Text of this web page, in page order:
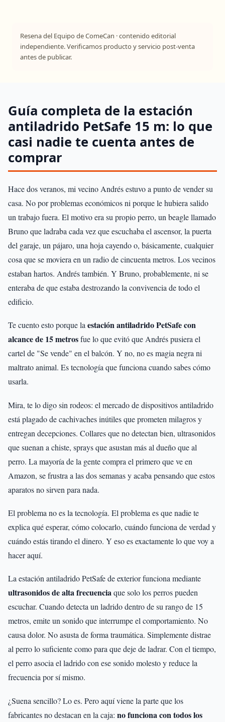
Resena del Equipo de ComeCan · contenido editorial
independiente. Verificamos producto y servicio post-venta
antes de publicar.
Guía completa de la estación
antiladrido PetSafe 15 m: lo que
casi nadie te cuenta antes de
comprar
Hace dos veranos, mi vecino Andrés estuvo a punto de vender su
casa. No por problemas económicos ni porque le hubiera salido
un trabajo fuera. El motivo era su propio perro, un beagle llamado
Bruno que ladraba cada vez que escuchaba el ascensor, la puerta
del garaje, un pájaro, una hoja cayendo o, básicamente, cualquier
cosa que se moviera en un radio de cincuenta metros. Los vecinos
estaban hartos. Andrés también. Y Bruno, probablemente, ni se
enteraba de que estaba destrozando la convivencia de todo el
edificio.
Te cuento esto porque laestación antiladrido PetSafe con
alcance de 15 metrosfue lo que evitó que Andrés pusiera el
cartel de "Se vende" en el balcón. Y no, no es magia negra ni
maltrato animal. Es tecnología que funciona cuando sabes cómo
usarla.
Mira, te lo digo sin rodeos: el mercado de dispositivos antiladrido
está plagado de cachivaches inútiles que prometen milagros y
entregan decepciones. Collares que no detectan bien, ultrasonidos
que suenan a chiste, sprays que asustan más al dueño que al
perro. La mayoría de la gente compra el primero que ve en
Amazon, se frustra a las dos semanas y acaba pensando que estos
aparatos no sirven para nada.
El problema no es la tecnología. El problema es que nadie te
explica qué esperar, cómo colocarlo, cuándo funciona de verdad y
cuándo estás tirando el dinero. Y eso es exactamente lo que voy a
hacer aquí.
La estación antiladrido PetSafe de exterior funciona mediante
ultrasonidos de alta frecuenciaque solo los perros pueden
escuchar. Cuando detecta un ladrido dentro de su rango de 15
metros, emite un sonido que interrumpe el comportamiento. No
causa dolor. No asusta de forma traumática. Simplemente distrae
al perro lo suficiente como para que deje de ladrar. Con el tiempo,
el perro asocia el ladrido con ese sonido molesto y reduce la
frecuencia por sí mismo.
¿Suena sencillo? Lo es. Pero aquí viene la parte que los
fabricantes no destacan en la caja: no funciona con todos los